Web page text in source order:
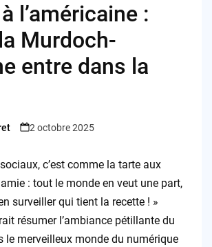
l’américaine :
Murdoch-
entre dans la
2 octobre 2025
c’est comme la tarte aux
: tout le monde en veut une part,
surveiller qui tient la recette ! »
résumer l’ambiance pétillante du
le merveilleux monde du numérique